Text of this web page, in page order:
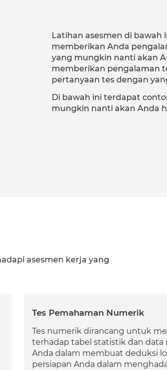
Latihan asesmen di
memberikan Anda
yang mungkin nanti akan
memberikan pengalaman
pertanyaan tes dengan
Di bawah ini terdapat
mungkin nanti akan Anda
asesmen kerja yang
Tes Pemahaman Numerik
Tes numerik dirancang untuk
terhadap tabel statistik dan
Anda dalam membuat deduksi
persiapan Anda dalam